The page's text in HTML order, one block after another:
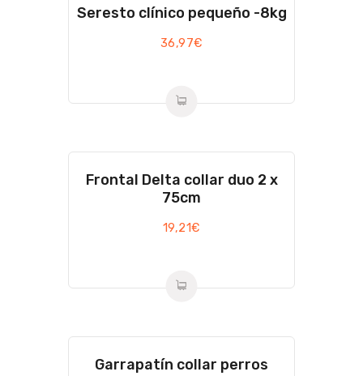
Seresto clínico pequeño -8kg
36,97€
Frontal Delta collar duo 2 x
75cm
19,21€
Garrapatín collar perros